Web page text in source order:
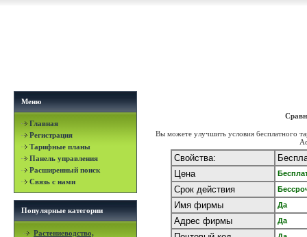
Меню
Главная
Регистрация
Тарифные планы
Панель управления
Расширенный поиск
Связь с нами
Популярные категории
Растениеводство,
Вы можете улучшить условия бесплатного
Свойства:
Цена
Срок действия
Имя фирмы Да
Адрес фирмы Да